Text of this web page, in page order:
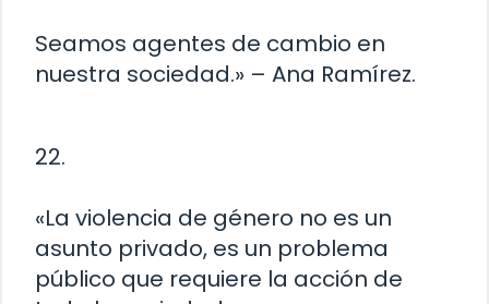
Seamos agentes de cambio en
nuestra sociedad.» – Ana Ramírez.
22.
«La violencia de género no es un
asunto privado, es un problema
público que requiere la acción de